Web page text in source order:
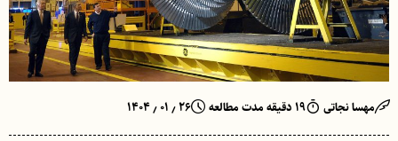
مهسا نجاتی ۱۹ دقیقه مدت مطالعه ۲۶ ٫ ۰۱ ٫ ۱۴۰۴